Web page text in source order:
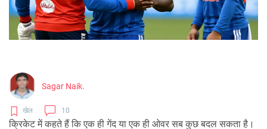
Sagar Naik.
खेल 10
क्रिकेट में कहते हैं कि एक ही गेंद या एक ही ओवर सब कुछ बदल सकता है।